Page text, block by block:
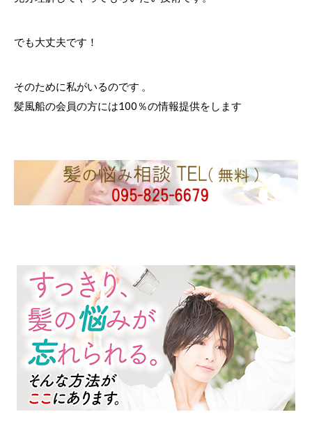
でも大丈夫です！
そのために私がいるのです 。
髪風船の会員の方には100％の情報提供をします